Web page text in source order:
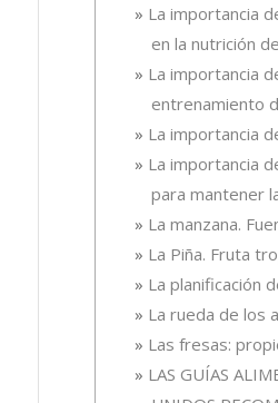
La importancia
en la nutrición
La importancia
entrenamiento
La importancia
La importancia
para mantener
La manzana.
La Piña. Fruta
La planificación
La rueda de los
Las fresas:
LAS GUÍAS